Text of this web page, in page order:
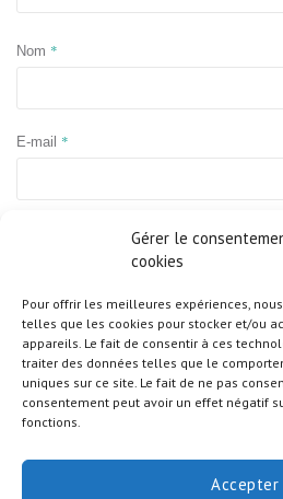
Gérer le
cookies
Pour offrir les meilleures expériences,
telles que les cookies pour stocker et/ou
appareils. Le fait de consentir à ces
traiter des données telles que le
uniques sur ce site. Le fait de ne pas
consentement peut avoir un effet négatif
fonctions.
Accepter
Nom *
E-mail *